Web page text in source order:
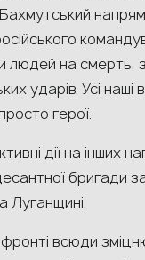
людей на смерть,
ударів. Усі
герої.
дії на інших
бригади
Луганщині.
всюди